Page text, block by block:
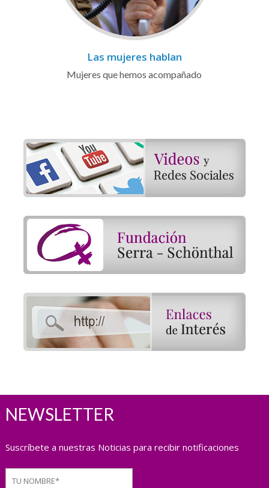
Las mujeres hablan
Mujeres que hemos acompañado
NEWSLETTER
Suscríbete a nuestras Noticias para recibir notificaciones